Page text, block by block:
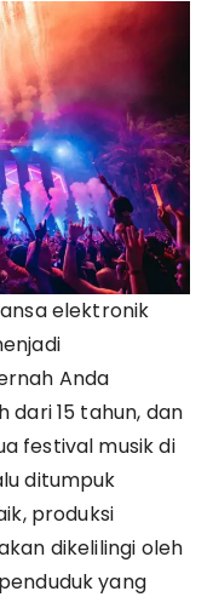
elektronik
Anda
dari 15 tahun, dan
festival musik di
ditumpuk
produksi
dikelilingi oleh
yang